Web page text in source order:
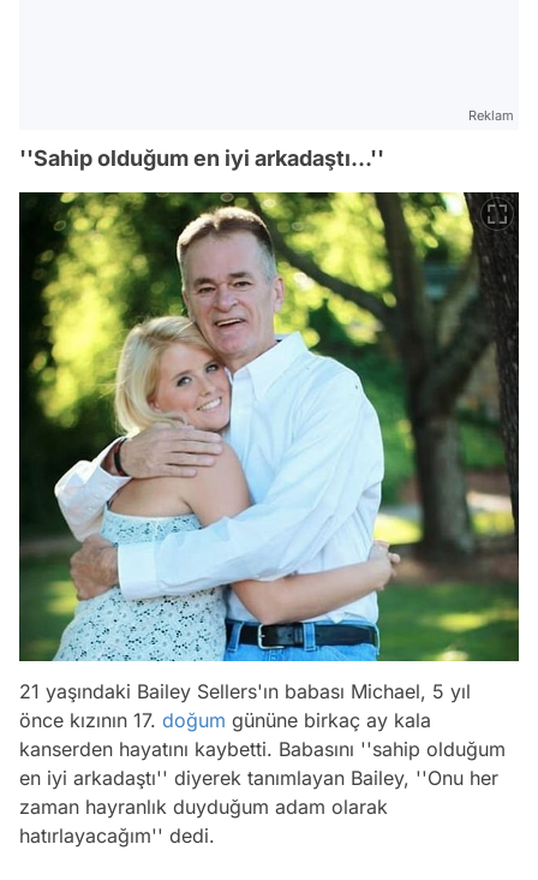
Reklam
''Sahip olduğum en iyi arkadaştı...''
21 yaşındaki Bailey Sellers'ın babası Michael, 5 yıl
önce kızının 17. doğum gününe birkaç ay kala
kanserden hayatını kaybetti. Babasını ''sahip olduğum
en iyi arkadaştı'' diyerek tanımlayan Bailey, ''Onu her
zaman hayranlık duyduğum adam olarak
hatırlayacağım'' dedi.